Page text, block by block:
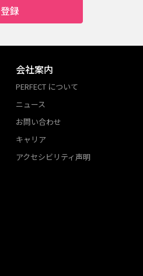
登録
会社案内
PERFECT について
ニュース
お問い合わせ
キャリア
アクセシビリティ声明